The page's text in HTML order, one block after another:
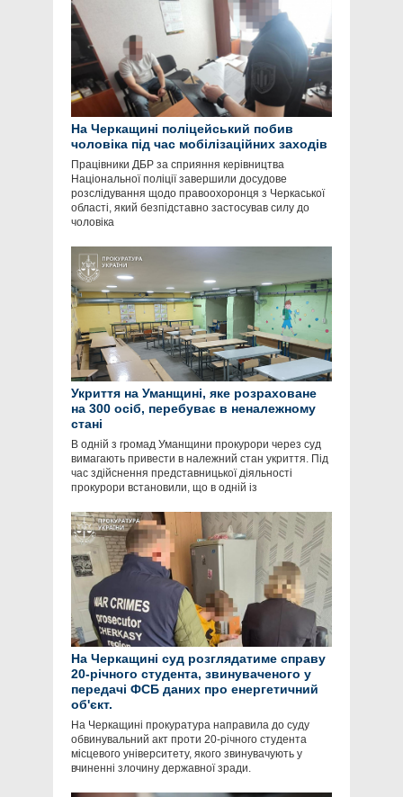
На Черкащині поліцейський побив
чоловіка під час мобілізаційних заходів
Працівники ДБР за сприяння керівництва
Національної поліції завершили досудове
розслідування щодо правоохоронця з Черкаської
області, який безпідставно застосував силу до
чоловіка
Укриття на Уманщині, яке розраховане
на 300 осіб, перебуває в неналежному
стані
В одній з громад Уманщини прокурори через суд
вимагають привести в належний стан укриття. Під
час здійснення представницької діяльності
прокурори встановили, що в одній із
На Черкащині суд розглядатиме справу
20-річного студента, звинуваченого у
передачі ФСБ даних про енергетичний
об'єкт.
На Черкащині прокуратура направила до суду
обвинувальний акт проти 20-річного студента
місцевого університету, якого звинувачують у
вчиненні злочину державної зради.